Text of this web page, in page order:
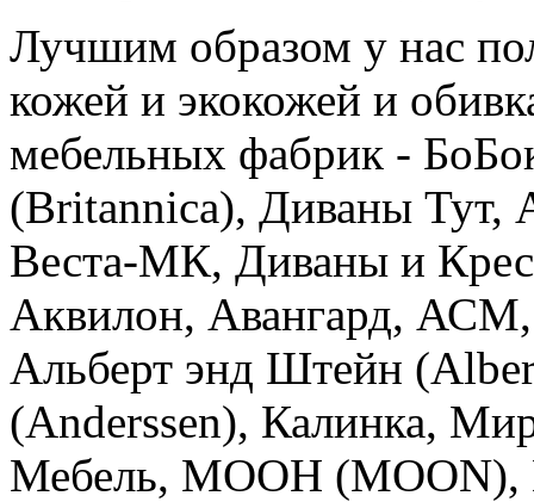
Лучшим образом у нас
кожей и экокожей и
мебельных фабрик -
(Britannica), Диваны Тут,
Веста-МК, Диваны и
Аквилон, Авангард,
Альберт энд Штейн
(Anderssen), Калинка,
Мебель, МООН (MOON),